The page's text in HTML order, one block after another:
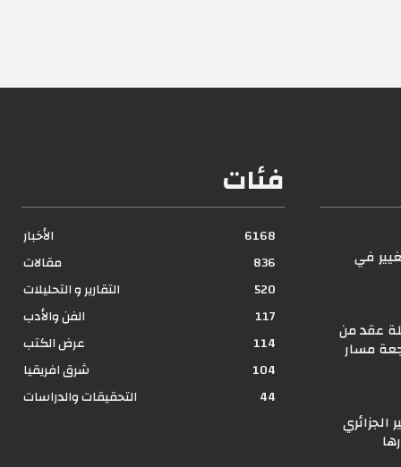
فئات
الأخبار
6168
مقالات
836
التقارير و التحليلات
520
الفن والأدب
117
عرض الكتب
114
شرق افريقيا
104
التحقيقات والدراسات
44
في
عقد من
مسار